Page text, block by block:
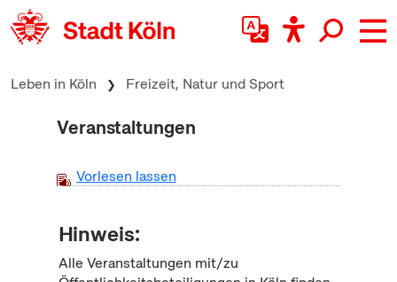
zum Inhalt springen
Leben in Köln Freizeit, Natur und Sport
Veranstaltungen
Vorlesen lassen
Hinweis:
Alle Veranstaltungen mit/zu